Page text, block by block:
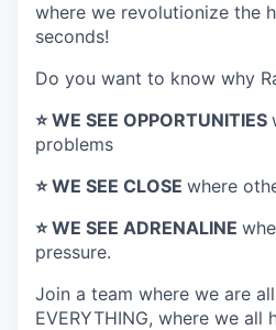
where we revolutionize the
seconds!
Do you want to know why
⭐️ WE SEE OPPORTUNITIES
problems
⭐️ WE SEE CLOSE where
⭐️ WE SEE ADRENALINE
pressure.
Join a team where we are
EVERYTHING, where we all